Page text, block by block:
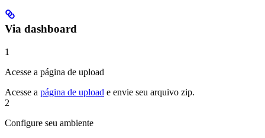
Via dashboard
1
Acesse a página de upload
Acesse a página de upload e envie seu arquivo zip.
2
Configure seu ambiente